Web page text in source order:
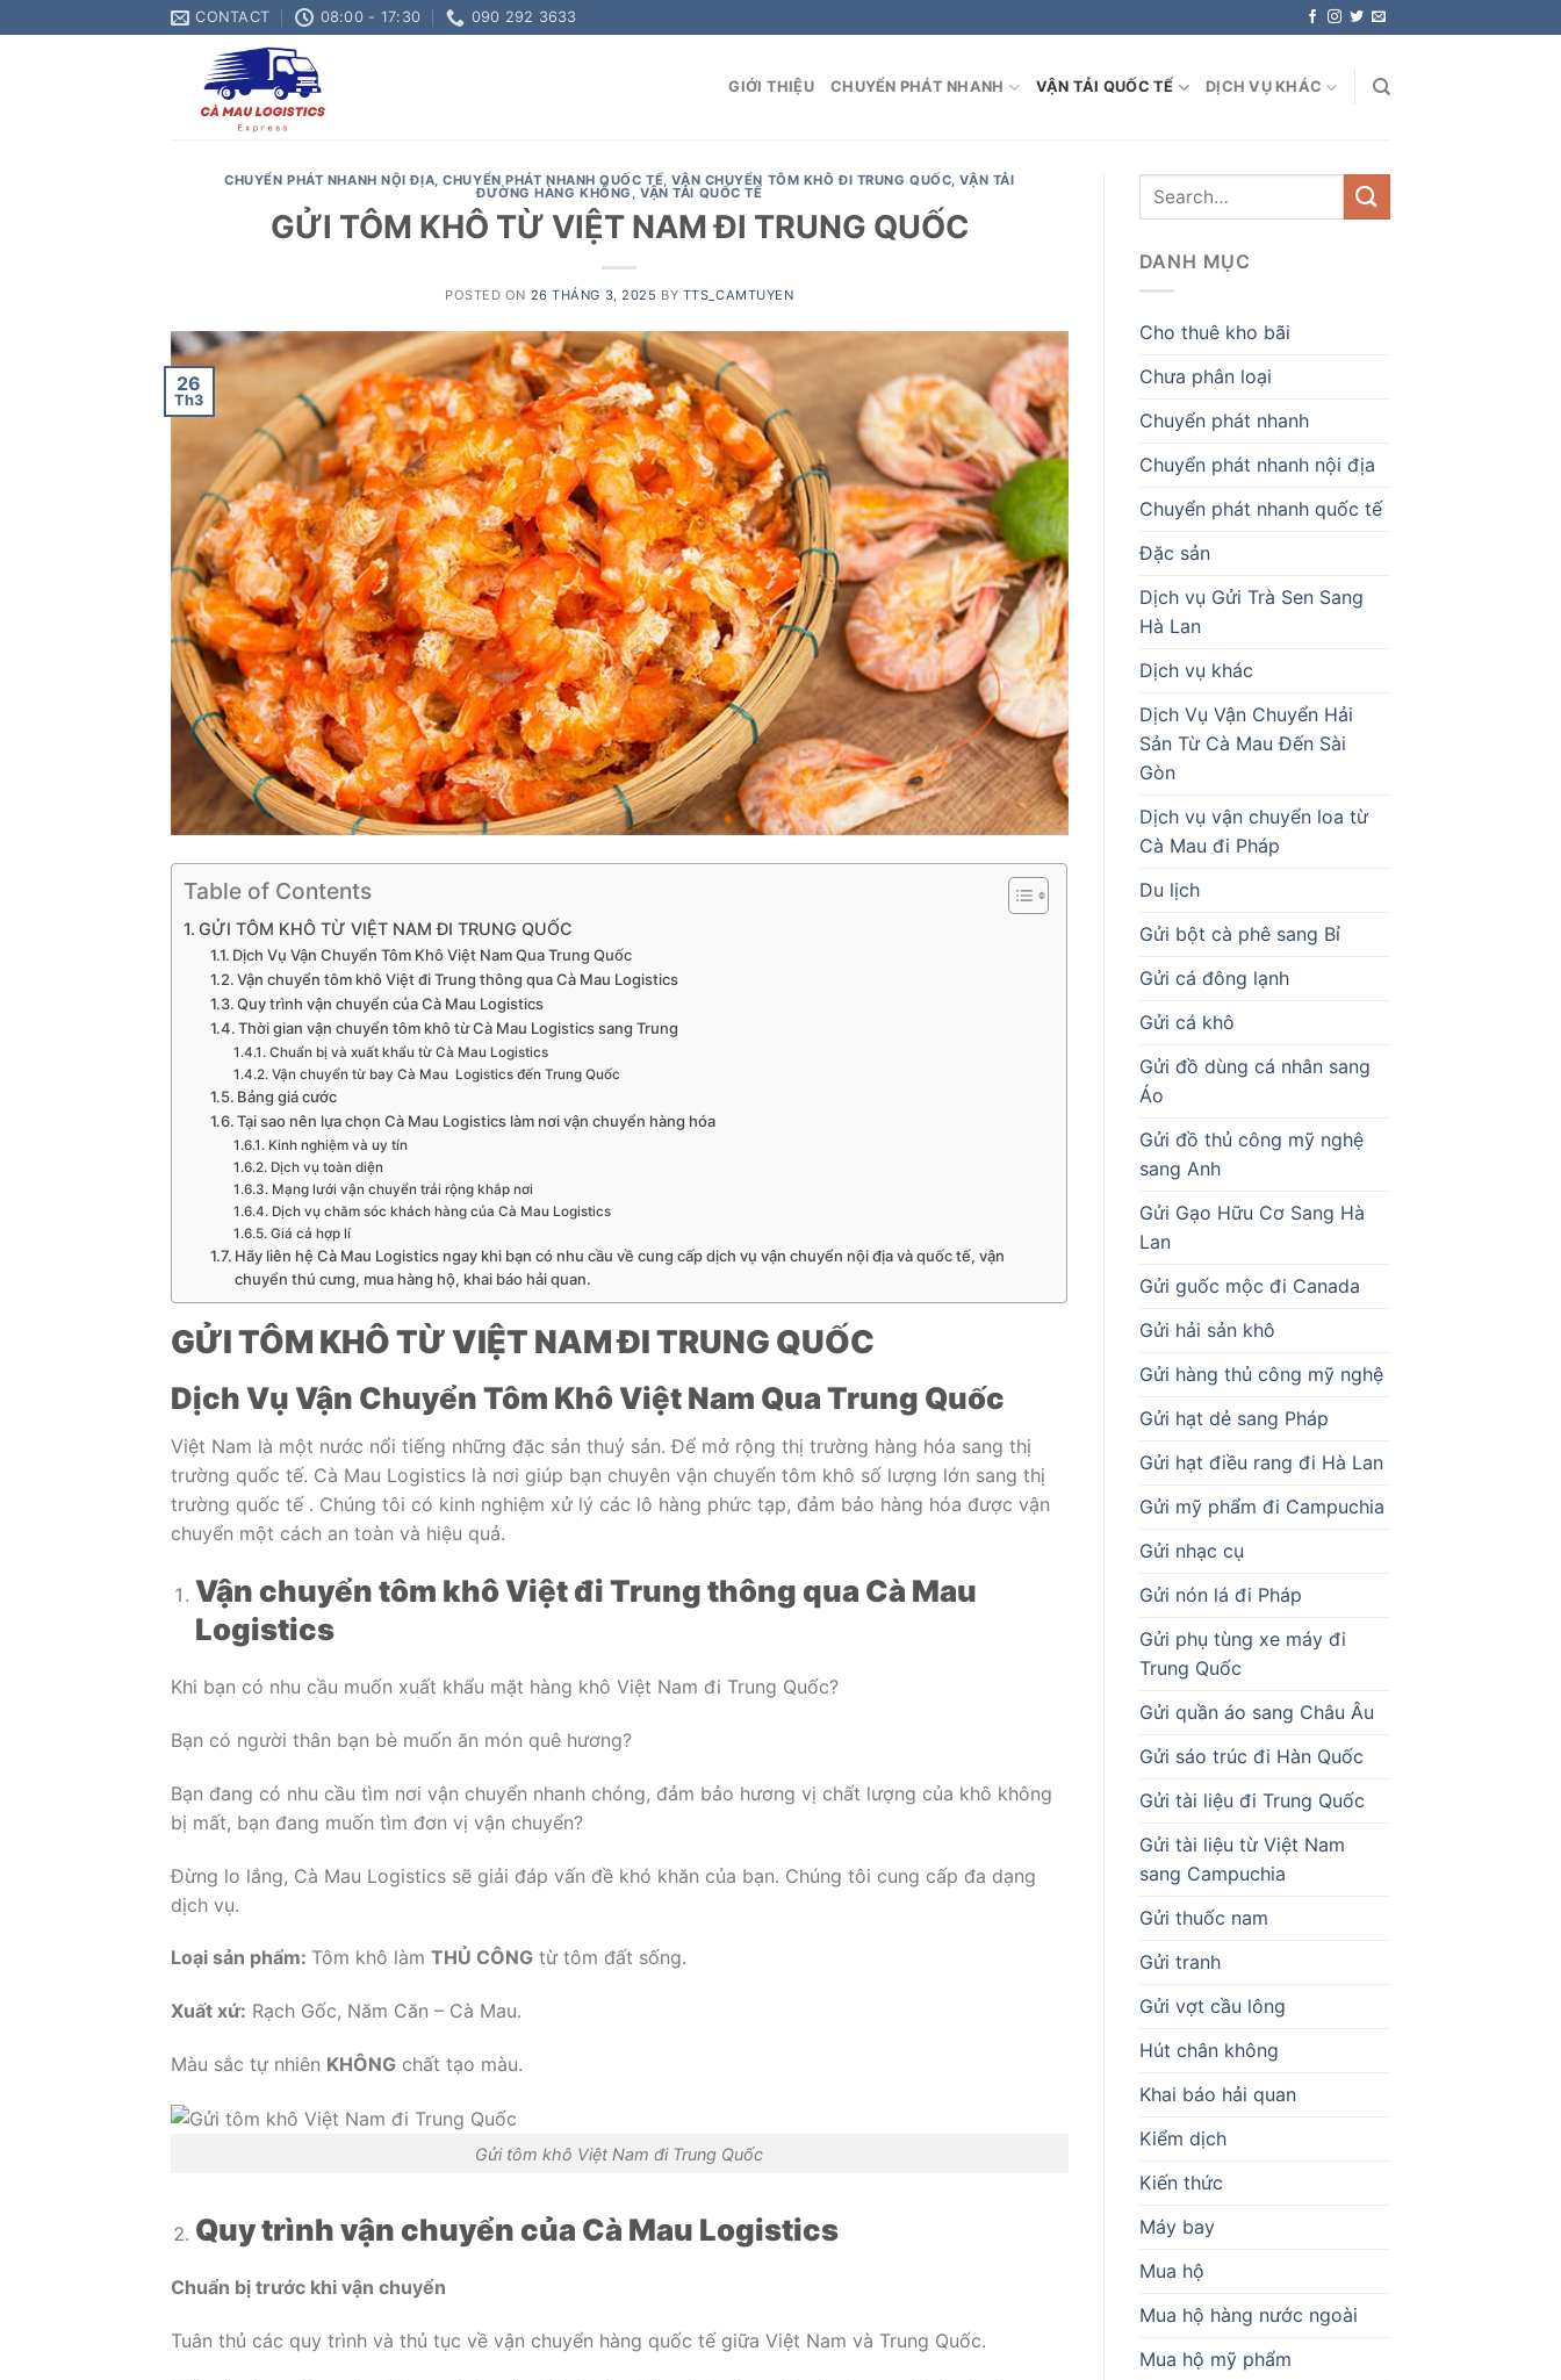
to
CONTACT 08:00 - 17:30 090 292 3633
GIỚI THIỆU CHUYỂN PHÁT NHANH VẬN TẢI QUỐC TẾ DỊCH VỤ KHÁC
CHUYỂN PHÁT NHANH NỘI ĐỊA,CHUYỂN PHÁT NHANH QUỐC TẾ,VẬN CHUYỂN TÔM KHÔ ĐI TRUNG QUỐC,VẬN TẢI
ĐƯỜNG HÀNG KHÔNG ,VẬN TẢI QUỐC TẾ
GỬI TÔM KHÔ TỪ VIỆT NAM ĐI TRUNG QUỐC
POSTED ON 26 THÁNG 3, 2025 BY TTS_CAMTUYEN
26
Th3
Table of Contents
GỬI TÔM KHÔ TỪ VIỆT NAM ĐI TRUNG QUỐC
Dịch Vụ Vận Chuyển Tôm Khô Việt Nam Qua Trung Quốc
Vận chuyển tôm khô Việt đi Trung thông qua Cà Mau Logistics
Quy trình vận chuyển của Cà Mau Logistics
Thời gian vận chuyển tôm khô từ Cà Mau Logistics sang Trung
Chuẩn bị và xuất khẩu từ Cà Mau Logistics
Vận chuyển từ bay Cà Mau Logistics đến Trung Quốc
Bảng giá cước
Tại sao nên lựa chọn Cà Mau Logistics làm nơi vận chuyển hàng hóa
Kinh nghiệm và uy tín
Dịch vụ toàn diện
Mạng lưới vận chuyển trải rộng khắp nơi
Dịch vụ chăm sóc khách hàng của Cà Mau Logistics
Giá cả hợp lí
Hãy liên hệ Cà Mau Logistics ngay khi bạn có nhu cầu về cung cấp dịch vụ vận chuyển nội địa và quốc tế, vận
chuyển thú cưng, mua hàng hộ, khai báo hải quan.
GỬI TÔM KHÔ TỪ VIỆT NAM ĐI TRUNG QUỐC
Dịch Vụ Vận Chuyển Tôm Khô Việt Nam Qua Trung Quốc
Việt Nam là một nước nổi tiếng những đặc sản thuỷ sản. Để mở rộng thị trường hàng hóa sang thị
trường quốc tế. Cà Mau Logistics là nơi giúp bạn chuyên vận chuyển tôm khô số lượng lớn sang thị
trường quốc tế . Chúng tôi có kinh nghiệm xử lý các lô hàng phức tạp, đảm bảo hàng hóa được vận
chuyển một cách an toàn và hiệu quả.
Vận chuyển tôm khô Việt đi Trung thông qua Cà Mau
Logistics
Khi bạn có nhu cầu muốn xuất khẩu mặt hàng khô Việt Nam đi Trung Quốc?
Bạn có người thân bạn bè muốn ăn món quê hương?
Bạn đang có nhu cầu tìm nơi vận chuyển nhanh chóng, đảm bảo hương vị chất lượng của khô không
bị mất, bạn đang muốn tìm đơn vị vận chuyển?
Đừng lo lắng, Cà Mau Logistics sẽ giải đáp vấn đề khó khăn của bạn. Chúng tôi cung cấp đa dạng
dịch vụ.
Loại sản phẩm: Tôm khô làm THỦ CÔNG từ tôm đất sống.
Xuất xứ: Rạch Gốc, Năm Căn – Cà Mau.
Màu sắc tự nhiên KHÔNG chất tạo màu.
Gửi tôm khô Việt Nam đi Trung Quốc
Quy trình vận chuyển của Cà Mau Logistics
Chuẩn bị trước khi vận chuyển
Tuân thủ các quy trình và thủ tục về vận chuyển hàng quốc tế giữa Việt Nam và Trung Quốc.
DANH MỤC
Cho thuê kho bãi
Chưa phân loại
Chuyển phát nhanh
Chuyển phát nhanh nội địa
Chuyển phát nhanh quốc tế
Đặc sản
Dịch vụ Gửi Trà Sen Sang
Hà Lan
Dịch vụ khác
Dịch Vụ Vận Chuyển Hải
Sản Từ Cà Mau Đến Sài
Gòn
Dịch vụ vận chuyển loa từ
Cà Mau đi Pháp
Du lịch
Gửi bột cà phê sang Bỉ
Gửi cá đông lạnh
Gửi cá khô
Gửi đồ dùng cá nhân sang
Áo
Gửi đồ thủ công mỹ nghệ
sang Anh
Gửi Gạo Hữu Cơ Sang Hà
Lan
Gửi guốc mộc đi Canada
Gửi hải sản khô
Gửi hàng thủ công mỹ nghệ
Gửi hạt dẻ sang Pháp
Gửi hạt điều rang đi Hà Lan
Gửi mỹ phẩm đi Campuchia
Gửi nhạc cụ
Gửi nón lá đi Pháp
Gửi phụ tùng xe máy đi
Trung Quốc
Gửi quần áo sang Châu Âu
Gửi sáo trúc đi Hàn Quốc
Gửi tài liệu đi Trung Quốc
Gửi tài liệu từ Việt Nam
sang Campuchia
Gửi thuốc nam
Gửi tranh
Gửi vợt cầu lông
Hút chân không
Khai báo hải quan
Kiểm dịch
Kiến thức
Máy bay
Mua hộ
Mua hộ hàng nước ngoài
Mua hộ mỹ phẩm